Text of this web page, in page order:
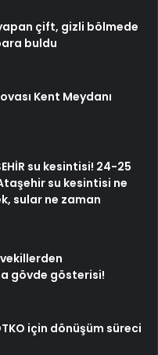
çift, gizli bölmede
buldu
Kent Meydanı
su kesintisi! 24-25
su kesintisi ne
sular ne zaman
vekillerden
gövde gösterisi!
için dönüşüm süreci